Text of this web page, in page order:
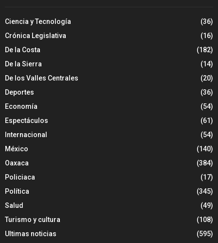
Ciencia y Tecnología
(36)
Crónica Legislativa
(16)
De la Costa
(182)
De la Sierra
(14)
De los Valles Centrales
(20)
Deportes
(36)
Economía
(54)
Espectáculos
(61)
Internacional
(54)
México
(140)
Oaxaca
(384)
Policiaca
(17)
Política
(345)
Salud
(49)
Turismo y cultura
(108)
Ultimas noticias
(595)